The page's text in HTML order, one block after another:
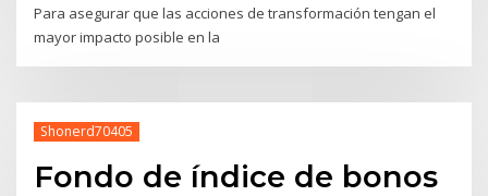
Para asegurar que las acciones de transformación tengan el
mayor impacto posible en la
Shonerd70405
Fondo de índice de bonos